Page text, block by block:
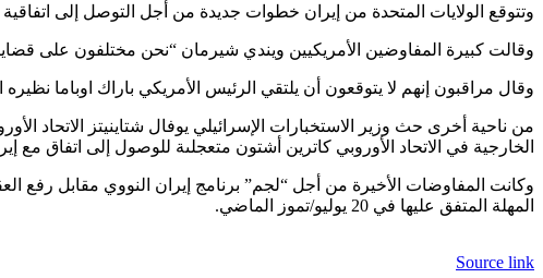
وتتوقع الولايات المتحدة من إيران خطوات جديدة من أجل التوصل إلى اتفاقية
وقالت كبيرة المفاوضين الأمريكيين ويندي شيرمان “نحن مختلفون على
وقال مراقبون إنهم لا يتوقعون أن يلتقي الرئيس الأمريكي باراك اوباما
من ناحية أخرى حث وزير الاستخبارات الإسرائيلي يوفال شتاينيتز الاتحاد
الخارجية في الاتحاد الأوروبي كاترين أشتون متعجلىة للوصول إلى اتفاق مع
وكانت المفاوضات الأخيرة من أجل “لجم” برنامج إيران النووي مقابل رفع
المهلة المتفق عليها في 20 يوليو/تموز الماضي.
Source link